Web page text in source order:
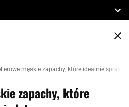
męskie zapachy, które idealnie
zapachy, które